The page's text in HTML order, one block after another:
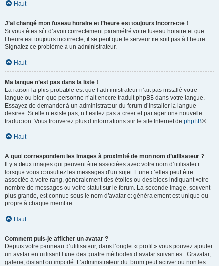
Haut
J’ai changé mon fuseau horaire et l’heure est toujours incorrecte !
Si vous êtes sûr d’avoir correctement paramétré votre fuseau horaire et que
l’heure est toujours incorrecte, il se peut que le serveur ne soit pas à l’heure.
Signalez ce problème à un administrateur.
Haut
Ma langue n’est pas dans la liste !
La raison la plus probable est que l’administrateur n’ait pas installé votre
langue ou bien que personne n’ait encore traduit phpBB dans votre langue.
Essayez de demander à un administrateur du forum d’installer la langue
désirée. Si elle n’existe pas, n’hésitez pas à créer et partager une nouvelle
traduction. Vous trouverez plus d’informations sur le site Internet de phpBB®.
Haut
A quoi correspondent les images à proximité de mon nom d’utilisateur ?
Il y a deux images qui peuvent être associées avec votre nom d’utilisateur
lorsque vous consultez les messages d’un sujet. L’une d’elles peut être
associée à votre rang, généralement des étoiles ou des blocs indiquant votre
nombre de messages ou votre statut sur le forum. La seconde image, souvent
plus grande, est connue sous le nom d’avatar et généralement est unique ou
propre à chaque membre.
Haut
Comment puis-je afficher un avatar ?
Depuis votre panneau d’utilisateur, dans l’onglet « profil » vous pouvez ajouter
un avatar en utilisant l’une des quatre méthodes d’avatar suivantes : Gravatar,
galerie, distant ou importé. L’administrateur du forum peut activer ou non les